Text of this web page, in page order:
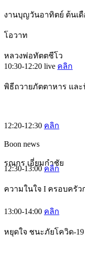
งานบุญวันอาทิตย์ ต้นเดื
โอวาท
หลวงพ่อทัตตชีโว
10:30-12:20 live คลิก
พิธีถวายภัตตาหาร แล
12:20-12:30 คลิก
Boon news
รณกร เอี่ยมกำชัย
12:30-13:00คลิก
ความในใจ I ครอบครั
13:00-14:00 คลิก
หยุดใจ ชนะภัยโควิด-19